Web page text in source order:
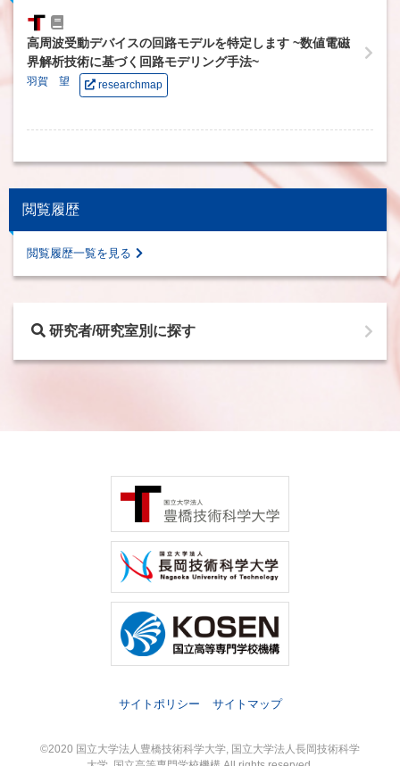
高周波受動デバイスの回路モデルを特定します ~数値電磁
界解析技術に基づく回路モデリング手法~
羽賀 望 researchmap
閲覧履歴
閲覧履歴一覧を見る
研究者/研究室別に探す
サイトポリシー サイトマップ
©2020 国立大学法人豊橋技術科学大学, 国立大学法人長岡技術科学